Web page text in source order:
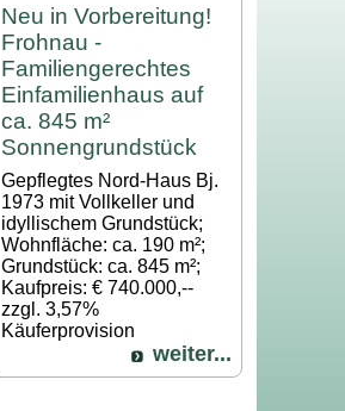
Neu in Vorbereitung!
Frohnau -
Familiengerechtes
Einfamilienhaus auf
ca. 845 m²
Sonnengrundstück
Gepflegtes Nord-Haus Bj.
1973 mit Vollkeller und
idyllischem Grundstück;
Wohnfläche: ca. 190 m²;
Grundstück: ca. 845 m²;
Kaufpreis: € 740.000,--
zzgl. 3,57%
Käuferprovision
weiter...